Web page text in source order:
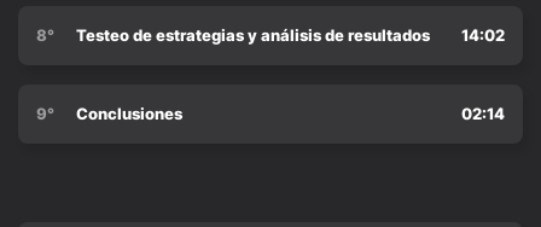
8° Testeo de estrategias y análisis de resultados 14:02
9° Conclusiones 02:14